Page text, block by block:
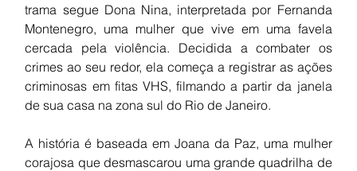
trama segue Dona Nina, interpretada por Fernanda
Montenegro, uma mulher que vive em uma favela
cercada pela violência. Decidida a combater os
crimes ao seu redor, ela começa a registrar as ações
criminosas em fitas VHS, filmando a partir da janela
de sua casa na zona sul do Rio de Janeiro.
A história é baseada em Joana da Paz, uma mulher
corajosa que desmascarou uma grande quadrilha de